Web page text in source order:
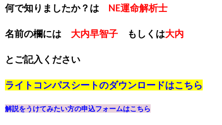
何で知りましたか？は NE運命解析士
名前の欄には 大内早智子 もしくは大内
とご記入ください
ライトコンパスシートのダウンロードはこちら
解説をうけてみたい方の申込フォームはこちら